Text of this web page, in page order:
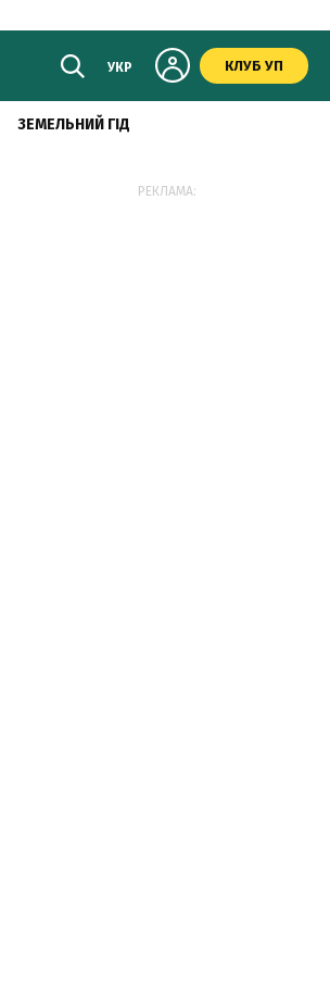
УКР КЛУБ УП
ЗЕМЕЛЬНИЙ ГІД
РЕКЛАМА: